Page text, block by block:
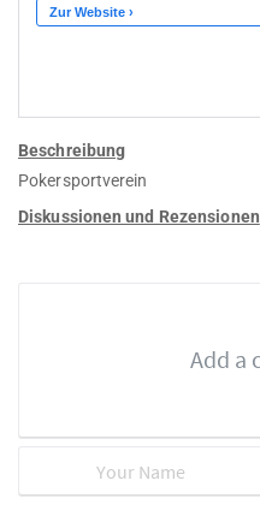
Beschreibung
Pokersportverein
Diskussionen und Rezensionen